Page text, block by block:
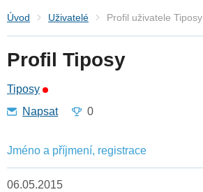
Úvod Uživatelé Profil uživatele Tiposy
Profil Tiposy
Tiposy
Napsat
0
Jméno a příjmení, registrace
06.05.2015